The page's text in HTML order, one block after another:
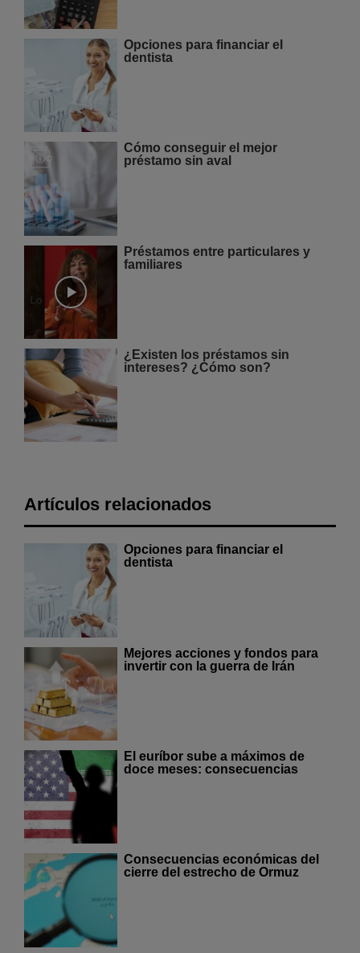
Opciones para financiar el
dentista
Cómo conseguir el mejor
préstamo sin aval
Préstamos entre particulares y
familiares
¿Existen los préstamos sin
intereses? ¿Cómo son?
Artículos relacionados
Opciones para financiar el
dentista
Mejores acciones y fondos para
invertir con la guerra de Irán
El euríbor sube a máximos de
doce meses: consecuencias
Consecuencias económicas del
cierre del estrecho de Ormuz